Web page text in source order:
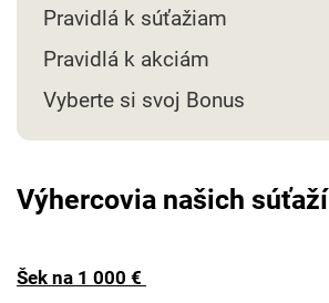
Pravidlá k súťažiam
Pravidlá k akciám
Vyberte si svoj Bonus
Výhercovia našich súťaží
Šek na 1 000 €